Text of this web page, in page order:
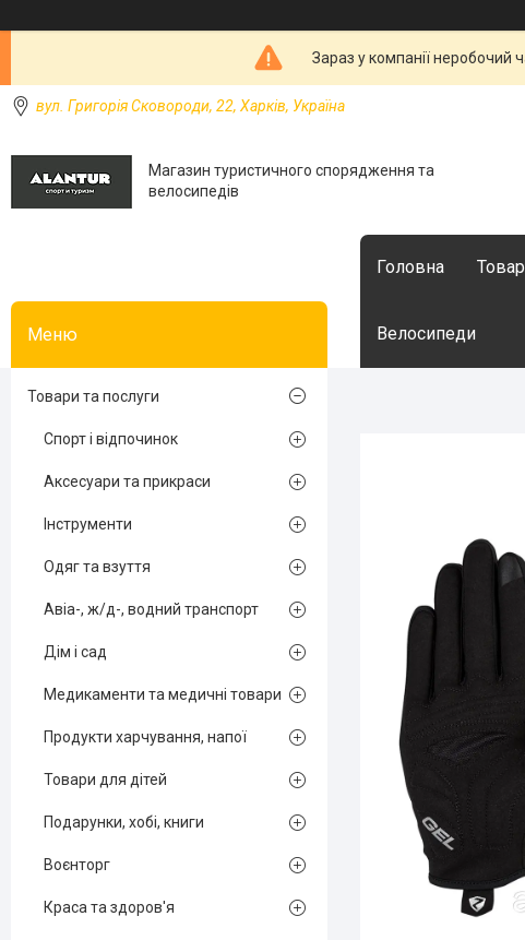
Зараз у компанії неробочий
вул. Григорія Сковороди, 22, Харків, Україна
Магазин туристичного спорядження та
велосипедів
Головна
Велосипеди
Товари та послуги
Спорт і відпочинок
Аксесуари та прикраси
Інструменти
Одяг та взуття
Авіа-, ж/д-, водний транспорт
Дім і сад
Медикаменти та медичні товари
Продукти харчування, напої
Товари для дітей
Подарунки, хобі, книги
Воєнторг
Краса та здоров'я